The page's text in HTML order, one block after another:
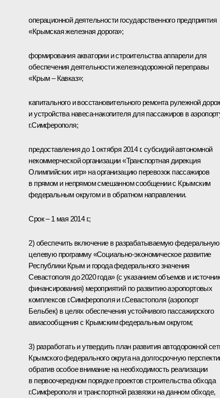
операционной деятельности государственного предприятия
«Крымская железная дорога»;
формирования акватории и строительства аппарели для
обеспечения деятельности железнодорожной переправы
«Крым – Кавказ»;
капитального и восстановительного ремонта рулежной
и устройства навеса-накопителя для пассажиров в
г.Симферополя;
предоставления до 1 октября 2014 г. субсидий автономной
некоммерческой организации «Транспортная дирекция
Олимпийских игр» на организацию перевозок пассажиров
в прямом и непрямом смешанном сообщении с Крымским
федеральным округом и в обратном направлении.
Срок – 1 мая 2014 г.;
2) обеспечить включение в разрабатываемую федеральную
целевую программу «Социально-экономическое развитие
Республики Крым и города федерального значения
Севастополя до 2020 года» (с указанием объемов и
финансирования) мероприятий по развитию аэропортовых
комплексов г.Симферополя и г.Севастополя (аэропорт
Бельбек) в целях обеспечения устойчивого пассажирского
авиасообщения с Крымским федеральным округом;
3) разработать и утвердить план развития автодорожной
Крымского федерального округа на долгосрочную
обратив особое внимание на необходимость реализации
в первоочередном порядке проектов строительства обхода
г.Симферополя и транспортной развязки на данном обходе,